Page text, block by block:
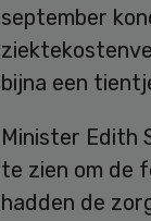
september
bijna een
Minister Edith
te zien om de
hadden de